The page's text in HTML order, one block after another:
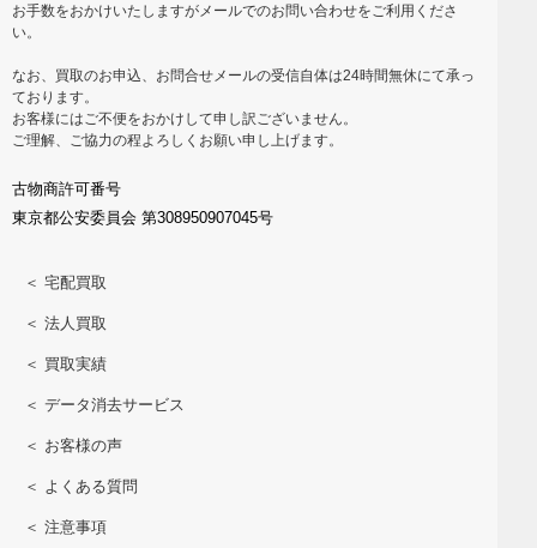
お手数をおかけいたしますがメールでのお問い合わせをご利用くださ
い。
なお、買取のお申込、お問合せメールの受信自体は24時間無休にて承っ
ております。
お客様にはご不便をおかけして申し訳ございません。
ご理解、ご協力の程よろしくお願い申し上げます。
古物商許可番号
東京都公安委員会 第308950907045号
＜ 宅配買取
＜ 法人買取
＜ 買取実績
＜ データ消去サービス
＜ お客様の声
＜ よくある質問
＜ 注意事項